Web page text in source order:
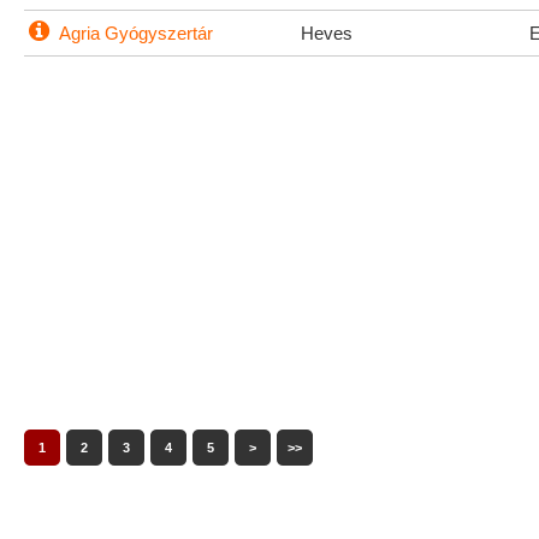
Agria Gyógyszertár Heves
1 2 3 4 5 > >>